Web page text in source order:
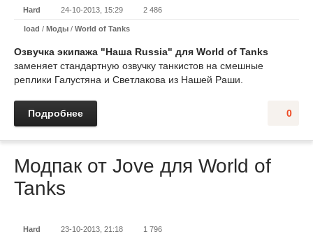
Hard 24-10-2013, 15:29 2 486
load / Моды / World of Tanks
Озвучка экипажа "Наша Russia" для World of Tanks
заменяет стандартную озвучку танкистов на смешные
реплики Галустяна и Светлакова из Нашей Раши.
0
Подробнее
Модпак от Jove для World of
Tanks
Hard 23-10-2013, 21:18 1 796